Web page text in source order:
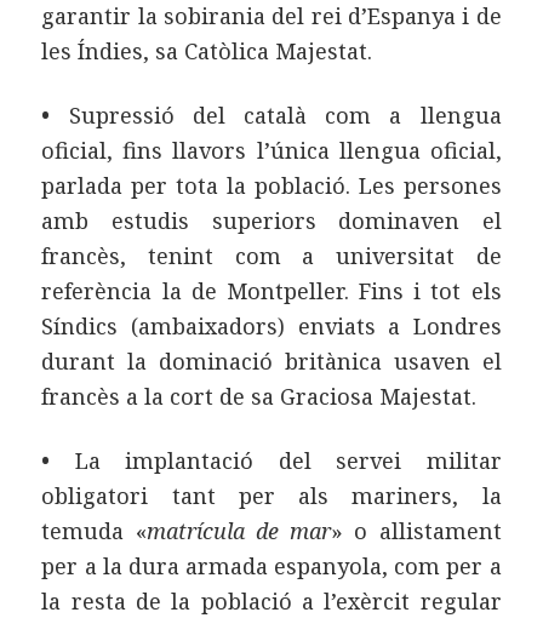
garantir la sobirania del rei d’Espanya i de
les Índies, sa Catòlica Majestat.
• Supressió del català com a llengua
oficial, fins llavors l’única llengua oficial,
parlada per tota la població. Les persones
amb estudis superiors dominaven el
francès, tenint com a universitat de
referència la de Montpeller. Fins i tot els
Síndics (ambaixadors) enviats a Londres
durant la dominació britànica usaven el
francès a la cort de sa Graciosa Majestat.
• La implantació del servei militar
obligatori tant per als mariners, la
temuda «matrícula de mar» o allistament
per a la dura armada espanyola, com per a
la resta de la població a l’exèrcit regular